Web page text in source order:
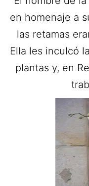
en homenaje a
las retamas
Ella les inculcó
plantas y, en